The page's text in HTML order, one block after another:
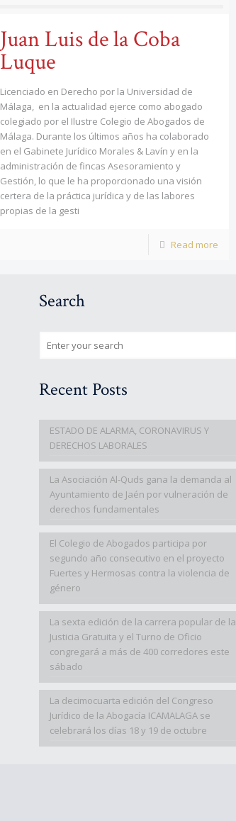
Juan Luis de la Coba
Luque
Licenciado en Derecho por la Universidad de
Málaga, en la actualidad ejerce como abogado
colegiado por el Ilustre Colegio de Abogados de
Málaga. Durante los últimos años ha colaborado
en el Gabinete Jurídico Morales & Lavín y en la
administración de fincas Asesoramiento y
Gestión, lo que le ha proporcionado una visión
certera de la práctica jurídica y de las labores
propias de la gesti
Read more
Search
Recent Posts
ESTADO DE ALARMA, CORONAVIRUS Y
DERECHOS LABORALES
La Asociación Al-Quds gana la demanda al
Ayuntamiento de Jaén por vulneración de
derechos fundamentales
El Colegio de Abogados participa por
segundo año consecutivo en el proyecto
Fuertes y Hermosas contra la violencia de
género
La sexta edición de la carrera popular de la
Justicia Gratuita y el Turno de Oficio
congregará a más de 400 corredores este
sábado
La decimocuarta edición del Congreso
Jurídico de la Abogacía ICAMALAGA se
celebrará los días 18 y 19 de octubre